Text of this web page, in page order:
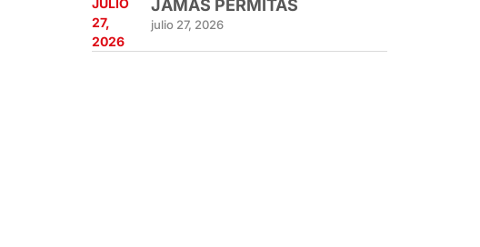
JULIO
27,
2026
JAMAS PERMITAS
julio 27, 2026